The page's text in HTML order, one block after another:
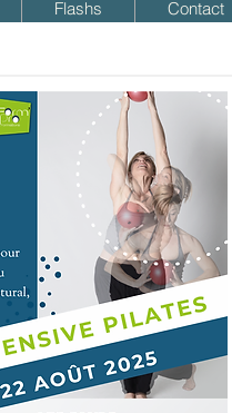
Flashs Contact